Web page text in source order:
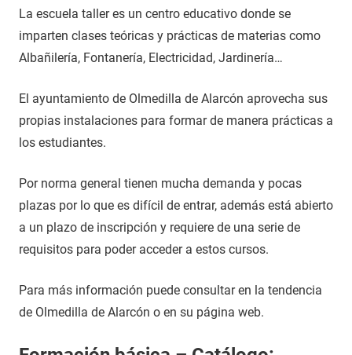
La escuela taller es un centro educativo donde se
imparten clases teóricas y prácticas de materias como
Albañilería, Fontanería, Electricidad, Jardinería…
El ayuntamiento de Olmedilla de Alarcón aprovecha sus
propias instalaciones para formar de manera prácticas a
los estudiantes.
Por norma general tienen mucha demanda y pocas
plazas por lo que es difícil de entrar, además está abierto
a un plazo de inscripción y requiere de una serie de
requisitos para poder acceder a estos cursos.
Para más información puede consultar en la tendencia
de Olmedilla de Alarcón o en su página web.